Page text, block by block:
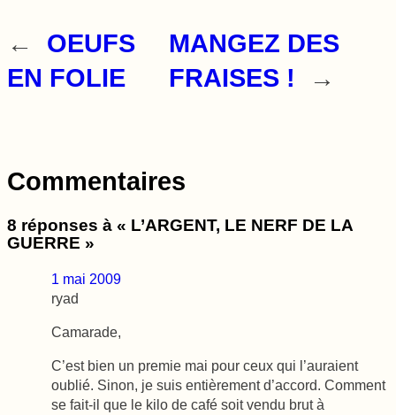
←
OEUFS
EN FOLIE
MANGEZ DES
FRAISES !
→
Commentaires
8 réponses à « L’ARGENT, LE NERF DE LA
GUERRE »
1 mai 2009
ryad
Camarade,
C’est bien un premie mai pour ceux qui l’auraient
oublié. Sinon, je suis entièrement d’accord. Comment
se fait-il que le kilo de café soit vendu brut à